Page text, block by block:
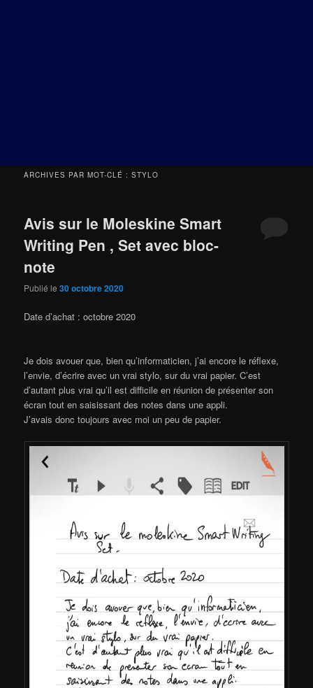
ARCHIVES PAR MOT-CLÉ :STYLO
Avis sur le Moleskine Smart
Writing Pen , Set avec bloc-
note
Publié le30 octobre 2020
Date d’achat : octobre 2020
Je dois avouer que, bien qu’informaticien, j’ai encore le réflexe,
l’envie, d’écrire avec un vrai stylo, sur du vrai papier. C’est
d’autant plus vrai qu’il est difficile en réunion de présenter son
écran tout en saisissant des notes dans une appli.
J’avais donc toujours avec moi un peu de papier.